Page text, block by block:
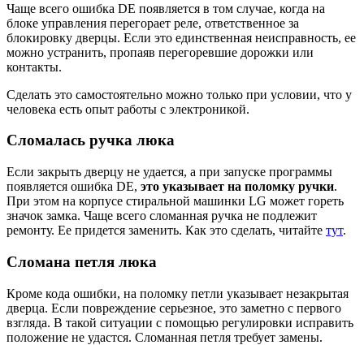
Чаще всего ошибка DE появляется в том случае, когда на
блоке управления перегорает реле, ответственное за
блокировку дверцы. Если это единственная неисправность, ее
можно устранить, пропаяв перегоревшие дорожки или
контакты.
Сделать это самостоятельно можно только при условии, что у
человека есть опыт работы с электроникой.
Сломалась ручка люка
Если закрыть дверцу не удается, а при запуске программы
появляется ошибка DE, это указывает на поломку ручки.
При этом на корпусе стиральной машинки LG может гореть
значок замка. Чаще всего сломанная ручка не подлежит
ремонту. Ее придется заменить. Как это сделать, читайте тут.
Сломана петля люка
Кроме кода ошибки, на поломку петли указывает незакрытая
дверца. Если повреждение серьезное, это заметно с первого
взгляда. В такой ситуации с помощью регулировки исправить
положение не удастся. Сломанная петля требует замены.